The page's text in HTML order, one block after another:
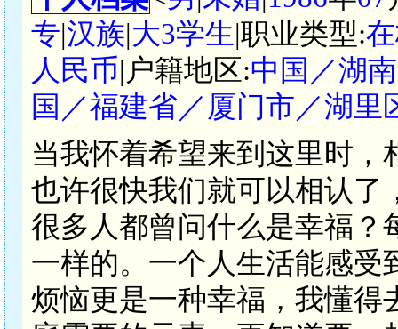
专|汉族|大3学生|职业类型:
人民币|户籍地区:中国／湖
国／福建省／厦门市／湖里
当我怀着希望来到这里时
也许很快我们就可以相认了
很多人都曾问什么是幸福？
一样的。一个人生活能感受
烦恼更是一种幸福，我懂得